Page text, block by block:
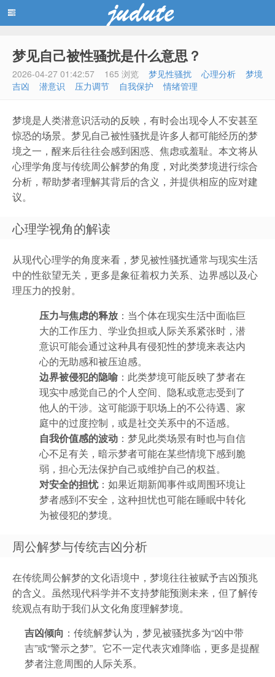
蓝黑博客主题
梦见自己被性骚扰是什么意思？
2026-04-27 01:42:57 165 浏览 梦见性骚扰 心理分析
梦境
吉凶
潜意识 压力调节 自我保护 情绪管理
梦境是人类潜意识活动的反映，有时会出现令人不安甚至
惊恐的场景。梦见自己被性骚扰是许多人都可能经历的梦
境之一，醒来后往往会感到困惑、焦虑或羞耻。本文将从
心理学角度与传统周公解梦的角度，对此类梦境进行综合
分析，帮助梦者理解其背后的含义，并提供相应的应对建
议。
心理学视角的解读
从现代心理学的角度来看，梦见被性骚扰通常与现实生活
中的性欲望无关，更多是象征着权力关系、边界感以及心
理压力的投射。
压力与焦虑的释放 ：当个体在现实生活中面临巨
大的工作压力、学业负担或人际关系紧张时，潜
意识可能会通过这种具有侵犯性的梦境来表达内
心的无助感和被压迫感。
边界被侵犯的隐喻 ：此类梦境可能反映了梦者在
现实中感觉自己的个人空间、隐私或意志受到了
他人的干涉。这可能源于职场上的不公待遇、家
庭中的过度控制，或是社交关系中的不适感。
自我价值感的波动 ：梦见此类场景有时也与自信
心不足有关，暗示梦者可能在某些情境下感到脆
弱，担心无法保护自己或维护自己的权益。
对安全的担忧：如果近期新闻事件或周围环境让
梦者感到不安全，这种担忧也可能在睡眠中转化
为被侵犯的梦境。
周公解梦与传统吉凶分析
在传统周公解梦的文化语境中，梦境往往被赋予吉凶预兆
的含义。虽然现代科学并不支持梦能预测未来，但了解传
统观点有助于我们从文化角度理解梦境。
吉凶倾向 ：传统解梦认为，梦见被骚扰多为“凶中带
吉”或“警示之梦”。它不一定代表灾难降临，更多是提醒
梦者注意周围的人际关系。